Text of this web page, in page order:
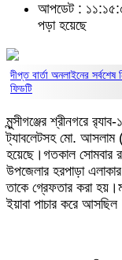
আপডেট :
পড়া হয়েছে
দীপ্ত বার্তা অনলাইনের
ফিডটি
মুন্সীগঞ্জের শ্রীনগরে
ট্যাবলেটসহ মো. আসলাম
হয়েছে।গতকাল সোমবার
উপজেলার হরপাড়া
তাকে গ্রেফতার করা
ইয়াবা পাচার করে